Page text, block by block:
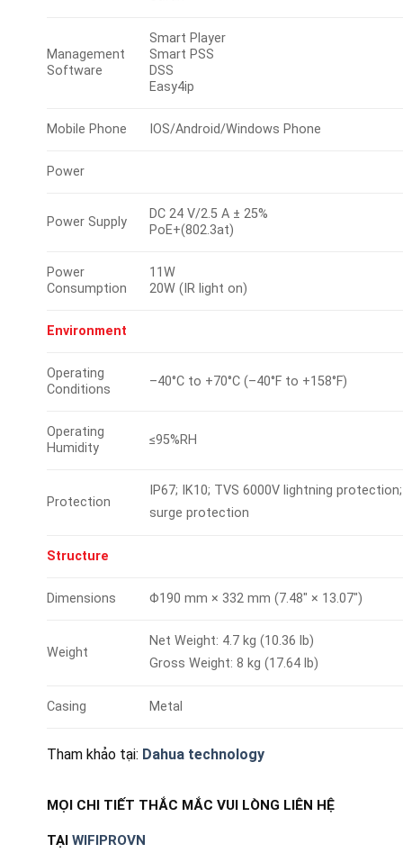
Management
Software
Smart Player
Smart PSS
DSS
Easy4ip
Mobile Phone IOS/Android/Windows Phone
Power
Power Supply
DC 24 V/2.5 A ± 25%
PoE+(802.3at)
Power
Consumption
11W
20W (IR light on)
Environment
Operating
Conditions
–40°C to +70°C (–40°F to +158°F)
Operating
Humidity
≤95%RH
Protection
IP67; IK10; TVS 6000V lightning protection;
surge protection
Structure
Dimensions Φ190 mm × 332 mm (7.48″ × 13.07″)
Weight
Net Weight: 4.7 kg (10.36 lb)
Gross Weight: 8 kg (17.64 lb)
Casing Metal
Tham khảo tại: Dahua technology
MỌI CHI TIẾT THẮC MẮC VUI LÒNG LIÊN HỆ
TẠI WIFIPROVN